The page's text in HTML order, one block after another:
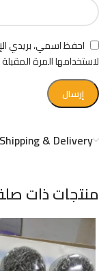
احفظ اسمي، بريدي
لاستخدامها المرة
Shipping & Delivery
منتجات ذات